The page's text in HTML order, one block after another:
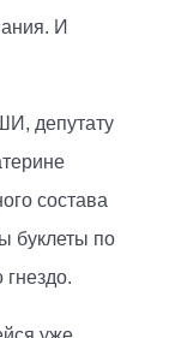
И
депутату
состава
буклеты по